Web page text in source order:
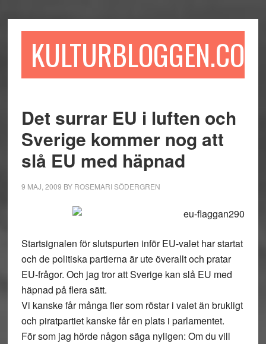
till
till
sidofältet
till
KULTURBLOGGEN.COM
Det surrar EU i luften och
Sverige kommer nog att
slå EU med häpnad
9 MAJ, 2009 BY ROSEMARI SÖDERGREN
Startsignalen för slutspurten inför EU-valet har startat
och de politiska partierna är ute överallt och pratar
EU-frågor. Och jag tror att Sverige kan slå EU med
häpnad på flera sätt.
Vi kanske får många fler som röstar i valet än brukligt
och piratpartiet kanske får en plats i parlamentet.
För som jag hörde någon säga nyligen: Om du vill